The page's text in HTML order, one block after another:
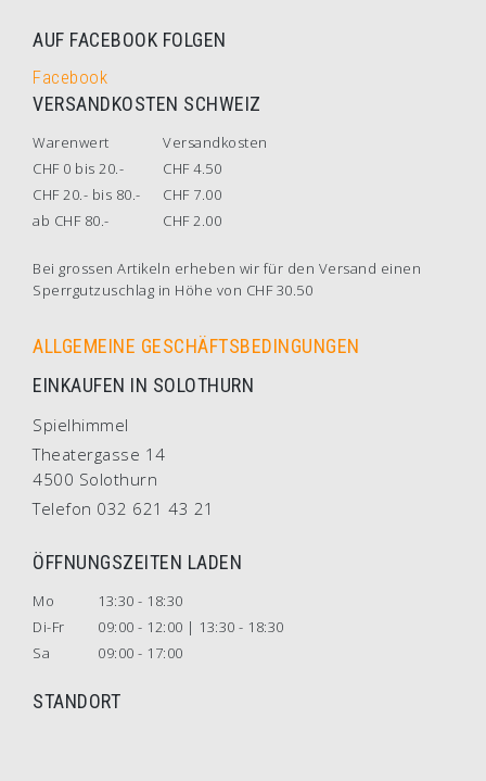
AUF FACEBOOK FOLGEN
Facebook
VERSANDKOSTEN SCHWEIZ
Warenwert
Versandkosten
CHF 0 bis 20.-
CHF 4.50
CHF 20.- bis 80.-
CHF 7.00
ab CHF 80.-
CHF 2.00
Bei grossen Artikeln erheben wir für den Versand einen
Sperrgutzuschlag in Höhe von CHF 30.50
ALLGEMEINE GESCHÄFTSBEDINGUNGEN
EINKAUFEN IN SOLOTHURN
Spielhimmel
Theatergasse 14
4500 Solothurn
Telefon 032 621 43 21
ÖFFNUNGSZEITEN LADEN
Mo
13:30 - 18:30
Di-Fr
09:00 - 12:00 | 13:30 - 18:30
Sa
09:00 - 17:00
STANDORT